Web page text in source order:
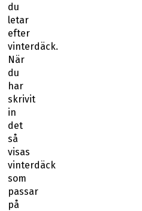
du
letar
efter
vinterdäck.
När
du
har
skrivit
in
det
så
visas
vinterdäck
som
passar
på